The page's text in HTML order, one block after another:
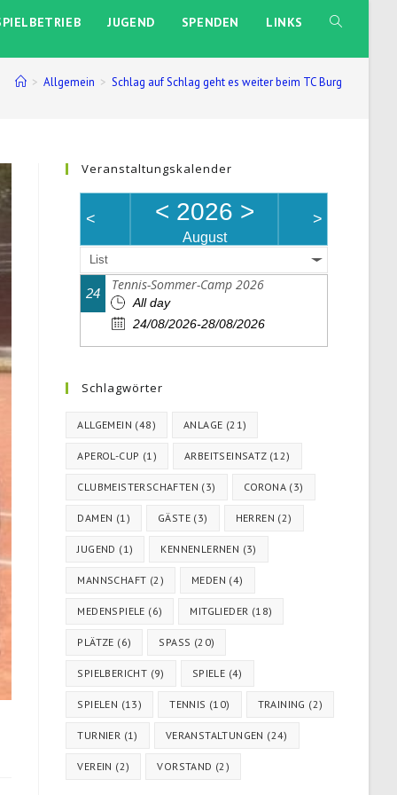
JUGEND SPENDEN LINKS WEBSITE-
> Allgemein > Schlag auf Schlag geht es weiter beim TC Burg
Veranstaltungskalender
< < 2026 >
August
>
List
24
Tennis-Sommer-Camp 2026
All day
24/08/2026-28/08/2026
Schlagwörter
ALLGEMEIN (48) ANLAGE (21)
APEROL-CUP (1) ARBEITSEINSATZ(12)
CLUBMEISTERSCHAFTEN (3) CORONA (3)
DAMEN (1) GÄSTE (3) HERREN (2)
JUGEND (1) KENNENLERNEN (3)
MANNSCHAFT (2) MEDEN (4)
MEDENSPIELE (6) MITGLIEDER (18)
PLÄTZE (6) SPASS (20)
SPIELBERICHT (9) SPIELE (4)
SPIELEN (13) TENNIS (10) TRAINING (2)
TURNIER (1) VERANSTALTUNGEN (24)
VEREIN (2) VORSTAND (2)